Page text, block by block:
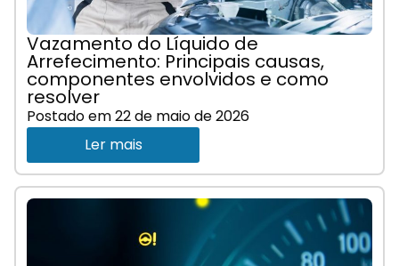
Vazamento do Líquido de
Arrefecimento: Principais causas,
componentes envolvidos e como
resolver
Postado em22 de maio de 2026
Ler mais